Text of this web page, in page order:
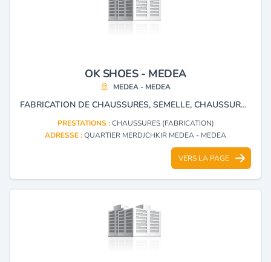
OK SHOES - MEDEA
MEDEA - MEDEA
FABRICATION DE CHAUSSURES, SEMELLE, CHAUSSURES EN PLASTIQUES .
PRESTATIONS :CHAUSSURES (FABRICATION)
ADRESSE :QUARTIER MERDJCHKIR MEDEA - MEDEA
VERS LA PAGE